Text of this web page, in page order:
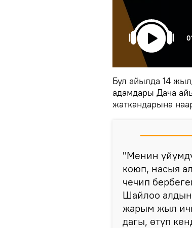
Бул айылда 14
адамдары Дача
жаткандарына
"Менин
коюп, насыя
чечип
Шайлоо
жарым жыл
дагы, өтүп